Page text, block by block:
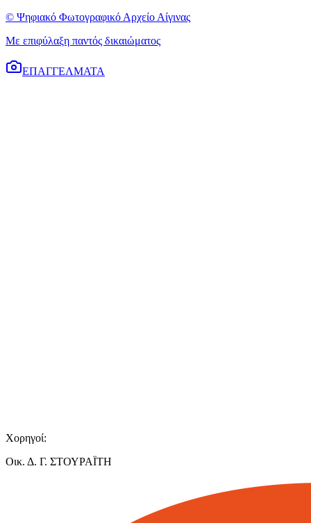
© Ψηφιακό Φωτογραφικό Αρχείο Αίγινας
Με επιφύλαξη παντός δικαιώματος
ΕΠΑΓΓΕΛΜΑΤΑ
Χορηγοί:
Οικ. Δ. Γ. ΣΤΟΥΡΑΪΤΗ